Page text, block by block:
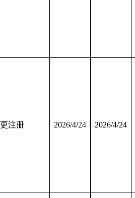
注册 2026/4/24 2026/4/24